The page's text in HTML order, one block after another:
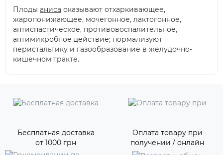
Плоды аниса оказывают отхаркивающее,
жаропонижающее, мочегонное, лактогонное,
антиспастическое, противовоспалительное,
антимикробное действие; нормализуют
перистальтику и газообразование в желудочно-
кишечном тракте.
Бесплатная доставка
от 1000 грн
Оплата товару при
получении / онлайн